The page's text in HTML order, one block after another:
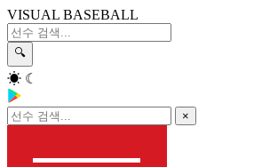
VISUAL BASEBALL
🔍
☀ ☾
×